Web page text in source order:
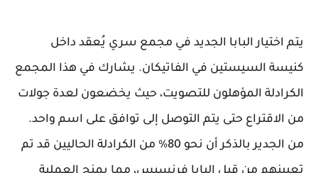
يتم اختيار البابا الجديد في مجمع سري يُعقد داخل
كنيسة السيستين في الفاتيكان. يشارك في هذا المجمع
الكرادلة المؤهلون للتصويت، حيث يخضعون لعدة جولات
من الاقتراع حتى يتم التوصل إلى توافق على اسم واحد.
من الجدير بالذكر أن نحو 80% من الكرادلة الحاليين قد تم